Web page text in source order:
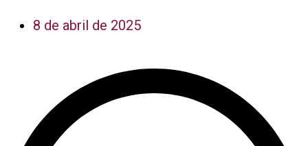
8 de abril de 2025